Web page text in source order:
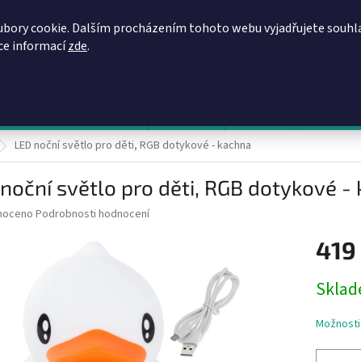
cookie. Dalším procházením tohoto webu vyjadřujete
informacízde.
LED noční světlo pro děti, RGB dotykové - kachna
noční světlo pro děti, RGB dotykové -
Podrobnosti hodnocení
419
cena: